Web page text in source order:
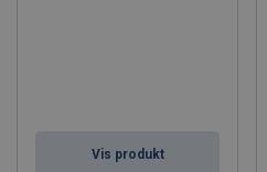
Vis produkt